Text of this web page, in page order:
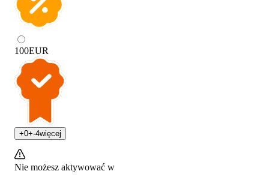
100EUR
+0+-4więcej
Nie możesz aktywować w